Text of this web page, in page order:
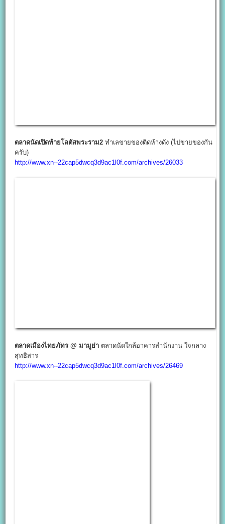
ตลาดนัดเปิดท้ายโลตัสพระราม2 ทำเลขายของติดห้างดัง (ไปขายของกัน
ครับ)
http://www.xn--22cap5dwcq3d9ac1l0f.com/archives/26033
ตลาดเมืองไทยภัทร @ มามูย่า ตลาดนัดใกล้อาคารสำนักงาน ใจกลาง
สุทธิสาร
http://www.xn--22cap5dwcq3d9ac1l0f.com/archives/26469